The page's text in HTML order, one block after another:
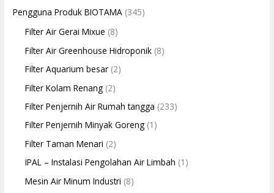
Pengguna Produk BIOTAMA (345)
Filter Air Gerai Mixue (8)
Filter Air Greenhouse Hidroponik (8)
Filter Aquarium besar (2)
Filter Kolam Renang (2)
Filter Penjernih Air Rumah tangga (233)
Filter Penjernih Minyak Goreng (1)
Filter Taman Menari (2)
IPAL – Instalasi Pengolahan Air Limbah (1)
Mesin Air Minum Industri (8)